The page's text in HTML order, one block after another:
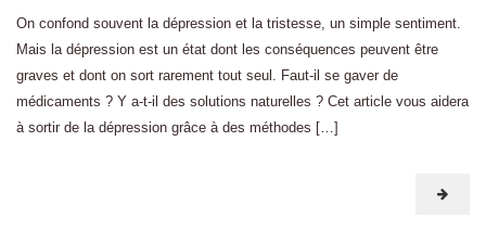
On confond souvent la dépression et la tristesse, un simple sentiment.
Mais la dépression est un état dont les conséquences peuvent être
graves et dont on sort rarement tout seul. Faut-il se gaver de
médicaments ? Y a-t-il des solutions naturelles ? Cet article vous aidera
à sortir de la dépression grâce à des méthodes […]